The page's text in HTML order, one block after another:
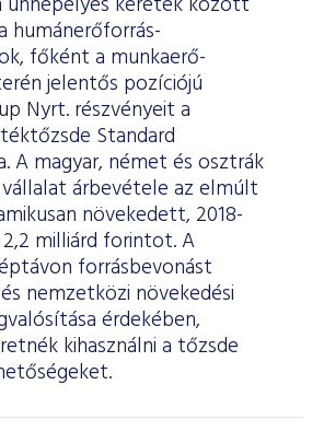
humánerőforrás-
főként a munkaerő-
jelentős pozíciójú
Nyrt. részvényeit a
Standard
A magyar, német és osztrák
árbevétele az elmúlt
növekedett, 2018-
milliárd forintot. A
forrásbevonást
nemzetközi növekedési
érdekében,
kihasználni a tőzsde